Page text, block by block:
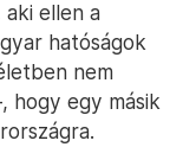
ellen a
hatóságok
nem
hogy egy másik